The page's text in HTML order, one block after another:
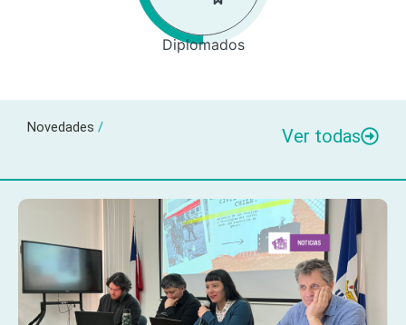
Diplomados
Novedades / Ver todas